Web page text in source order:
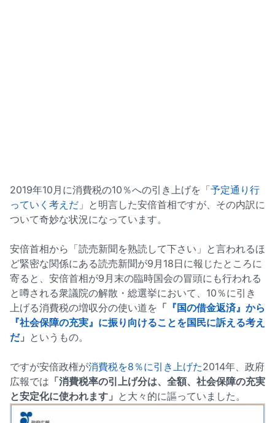
2019年10月に消費税の10％への引き上げを「予定通り行
っていく考えだ 」と明言した安倍首相ですが、その内訳に
ついて奇妙な状況になっています。
安倍首相から「読売新聞を熟読して下さい」と言われるほ
ど緊密な関係にある読売新聞が9月18日に報じたところに
寄ると、安倍首相が9月末の臨時国会の冒頭にも行われる
と噂される衆議院の解散・総選挙において、10％に引き
上げる消費税の増収分の使い道を 「 『国の借金返済』から
『社会保障の充実』に振り向けることを国民に訴える考え
だ」 というもの。
ですが安倍政権が消費税を8％に引き上げた2014年、政府
広報では 「消費税率の引上げ分は、全額、社会保障の充実
と安定化に使われます」 と大々的に謳っていました。